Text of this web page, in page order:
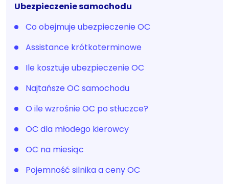
Ubezpieczenie samochodu
Co obejmuje ubezpieczenie OC
Assistance krótkoterminowe
Ile kosztuje ubezpieczenie OC
Najtańsze OC samochodu
O ile wzrośnie OC po stłuczce?
OC dla młodego kierowcy
OC na miesiąc
Pojemność silnika a ceny OC